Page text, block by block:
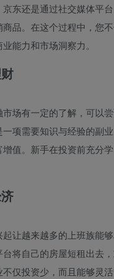
东还是通过社交媒体平
品。在这个过程中，您
能力和市场洞察力。
场有一定的了解，可以
一项需要知识与经验的副
值。新手在投资前充分
让越来越多的上班族能
将自己的房屋短租出去
仅投资少，而且能够灵活